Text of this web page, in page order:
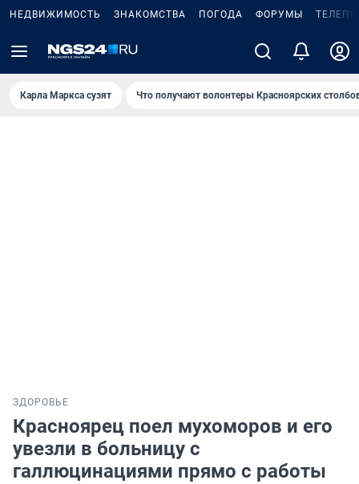
НЕДВИЖИМОСТЬ ЗНАКОМСТВА ПОГОДА ФОРУМЫ
Карла Маркса сузят Что получают волонтеры Красноярских
ЗДОРОВЬЕ
Красноярец поел мухоморов и его
увезли в больницу с
галлюцинациями прямо с работы